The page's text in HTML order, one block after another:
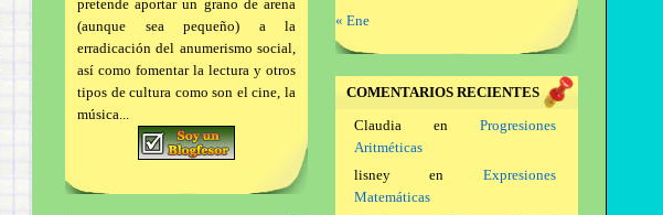
pretende aportar un grano de arena
(aunque sea pequeño) a la
erradicación del anumerismo social,
así como fomentar la lectura y otros
tipos de cultura como son el cine, la
música...
« Ene
COMENTARIOS RECIENTES
Claudiaen Progresiones
Aritméticas
lisneyen Expresiones
Matemáticas